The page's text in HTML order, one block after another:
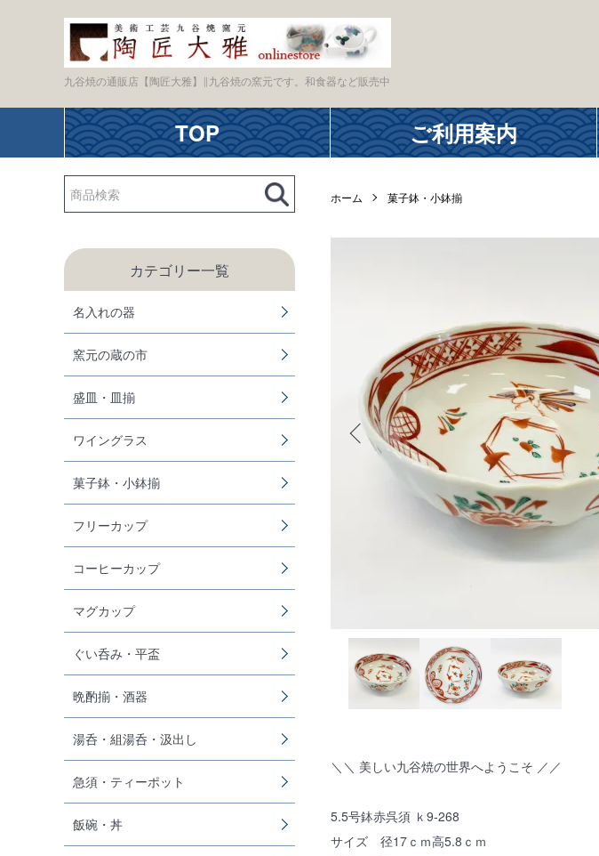
九谷焼の通販店【陶匠大雅】∥九谷焼の窯元です。和食器など販売中
TOP ご利用案内
カテゴリー一覧
名入れの器
窯元の蔵の市
盛皿・皿揃
ワイングラス
菓子鉢・小鉢揃
フリーカップ
コーヒーカップ
マグカップ
ぐい呑み・平盃
晩酌揃・酒器
湯呑・組湯呑・汲出し
急須・ティーポット
飯碗・丼
ホーム 菓子鉢・小鉢揃
＼＼ 美しい九谷焼の世界へようこそ ／／
5.5号鉢赤呉須 ｋ9-268
サイズ 径17ｃｍ高5.8ｃｍ